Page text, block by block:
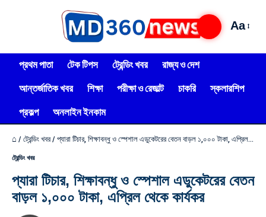
Aa
প্রথম পাতা টেক টিপস ট্রেন্ডিং খবর
রাজ্য ও দেশ
আন্তর্জাতিক খবর
শিক্ষা পরীক্ষা ও রেজাল্ট চাকরি
স্কলারশিপ
প্রকল্প
অনলাইন ইনকাম
⌂ / ট্রেন্ডিং খবর / প্যারা টিচার, শিক্ষাবন্ধু ও স্পেশাল এডুকেটরের বেতন বাড়ল ১,০০০ টাকা, এপ্রিল থেকে কার্যকর
ট্রেন্ডিং খবর
প্যারা টিচার, শিক্ষাবন্ধু ও স্পেশাল এডুকেটরের বেতন
বাড়ল ১,০০০ টাকা, এপ্রিল থেকে কার্যকর